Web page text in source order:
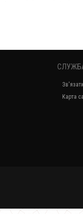
Карта